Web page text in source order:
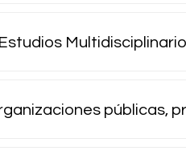
públicas,